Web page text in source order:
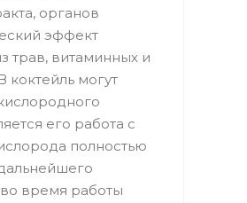
органов
эффект
трав, витаминных и
могут
его работа с
полностью
время работы